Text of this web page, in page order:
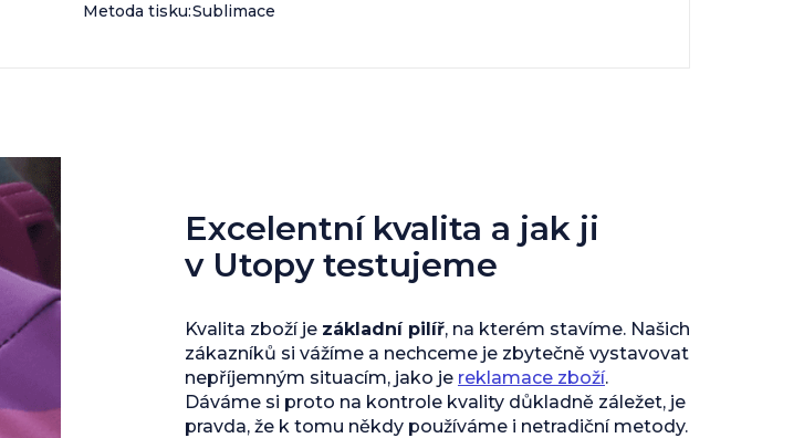
Metoda tisku:Sublimace
Excelentní kvalita a jak ji
v Utopy testujeme
Kvalita zboží je základní pilíř, na kterém stavíme. Našich
zákazníků si vážíme a nechceme je zbytečně vystavovat
nepříjemným situacím, jako je reklamace zboží.
Dáváme si proto na kontrole kvality důkladně záležet, je
pravda, že k tomu někdy používáme i netradiční metody.